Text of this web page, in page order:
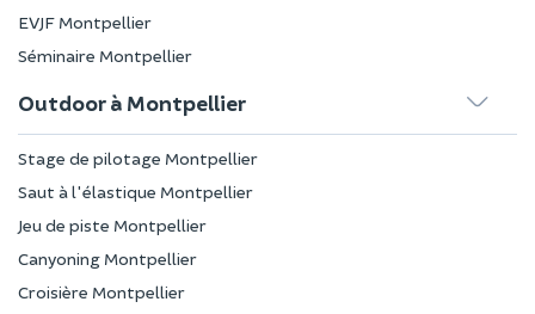
EVJF Montpellier
Séminaire Montpellier
Outdoor à Montpellier
Stage de pilotage Montpellier
Saut à l'élastique Montpellier
Jeu de piste Montpellier
Canyoning Montpellier
Croisière Montpellier